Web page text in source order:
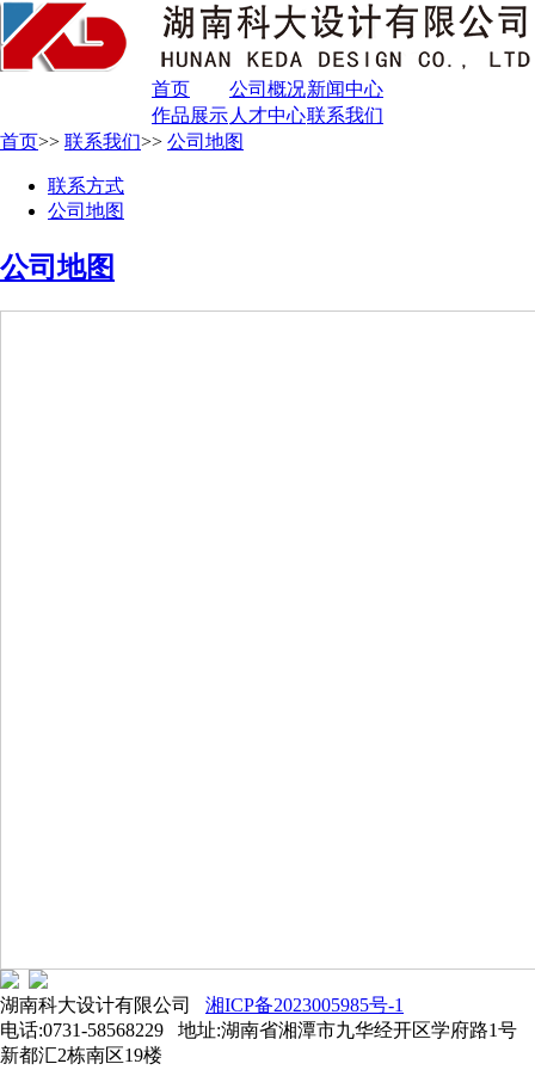
首页 公司概况新闻中心
作品展示 人才中心联系我们
首页>> 联系我们>> 公司地图
联系方式
公司地图
公司地图
湖南科大设计有限公司 湘ICP备2023005985号-1
电话:0731-58568229 地址:湖南省湘潭市九华经开区学府路1号
新都汇2栋南区19楼